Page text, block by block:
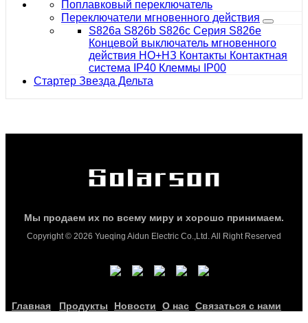
Поплавковый переключатель
Переключатели мгновенного действия
S826a S826b S826c Серия S826e
Концевой выключатель мгновенного
действия НО+НЗ Контакты Контактная
система IP40 Клеммы IP00
Стартер Звезда Дельта
Мы продаем их по всему миру и хорошо принимаем.
Copyright © 2026 Yueqing Aidun Electric Co.,Ltd. All Right Reserved
Главная Продукты Новости О нас Связаться с нами